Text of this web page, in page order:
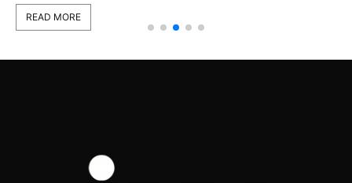
READ MORE